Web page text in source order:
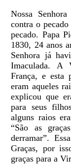
Nossa
contra o
pecado. Papa
1830, 24 anos
Senhora já
Imaculada. A
França, e esta
eram aqueles
explicou que
para seus
alguns raios
“São as
derramar”.
Graças, por
graças para a